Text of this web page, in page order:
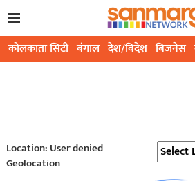
कोलकाता सिटी बंगाल देश/विदेश बिजनेस
Location: User denied
Geolocation